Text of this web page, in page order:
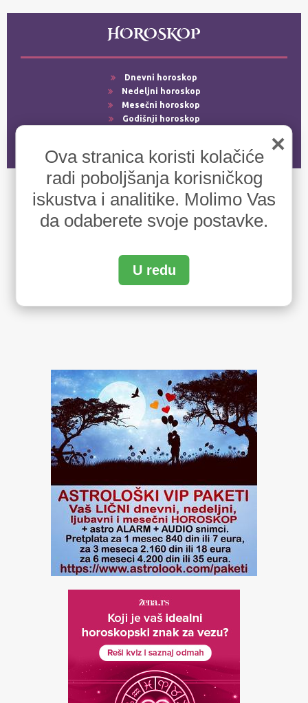
HOROSKOP
Dnevni horoskop
Nedeljni horoskop
Mesečni horoskop
Godišnji horoskop
×
Ova stranica koristi kolačiće
radi poboljšanja korisničkog
iskustva i analitike. Molimo Vas
da odaberete svoje postavke.
U redu